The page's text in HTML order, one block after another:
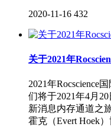
2020-11-16 432
关于2021年
2021年Rocscience
们将于2021年4月
新消息内存通道之
霍克（Evert Hoek